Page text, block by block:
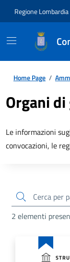
Regione Lombardia
Home Page /
Organi
Le informazioni
convocazioni, le
cerca
2 elementi